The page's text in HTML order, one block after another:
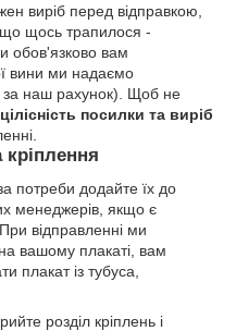
виріб перед відправкою,
щось трапилося -
обов'язково вам
вини ми надаємо
за наш рахунок). Щоб не
посилки та виріб
потреби додайте їх до
менеджерів, якщо є
відправленні ми
вашому плакаті, вам
плакат із тубуса,
розділ кріплень і